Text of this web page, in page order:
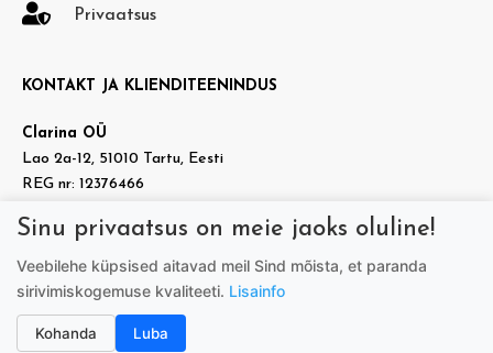
 Privaatsus
KONTAKT JA KLIENDITEENINDUS
Clarina OÜ
Lao 2a-12, 51010 Tartu, Eesti
REG nr: 12376466
info@doradora.ee
 https://www.facebook.com/doradora.ee
+372 505 7005
Sinu privaatsus on meie jaoks oluline!
Veebilehe küpsised aitavad meil Sind mõista, et paranda
sirivimiskogemuse kvaliteeti. Lisainfo
Kohanda Luba